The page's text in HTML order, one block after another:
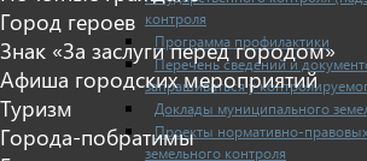
контроля
Программа профилактики
Перечень сведений и
запрашиваться у
Доклады муниципального
Проекты нормативно-
земельного контроля
Город героев
Знак «За заслуги перед городом»
Афиша городских мероприятий
Туризм
Города-побратимы